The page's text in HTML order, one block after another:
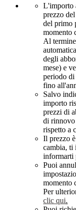
L'importo
prezzo
del primo
momento
Al
degli
mese) e
periodo
fino
Salvo
importo
prezzi di
di rinnovo
rispetto a
Il prezzo
cambia, ti
informarti
Puoi
momento
Per
clic qui.